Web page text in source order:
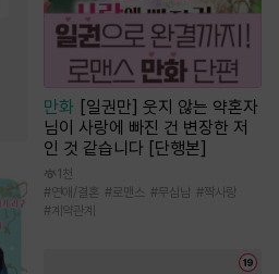
만화 [일권만] 웃지 않는 약혼자
님이 사랑에 빠진 건 변장한 저
인 것 같습니다 [단행본]
1천
#연애/결혼 #로맨스 #무심남 #짝사랑
#계약관계